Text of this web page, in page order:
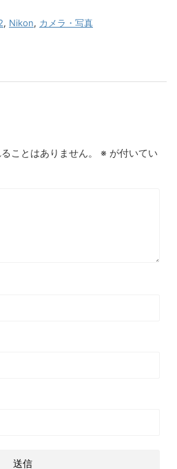
, Nikon, カメラ・写真
ことはありません。 ※ が付いてい